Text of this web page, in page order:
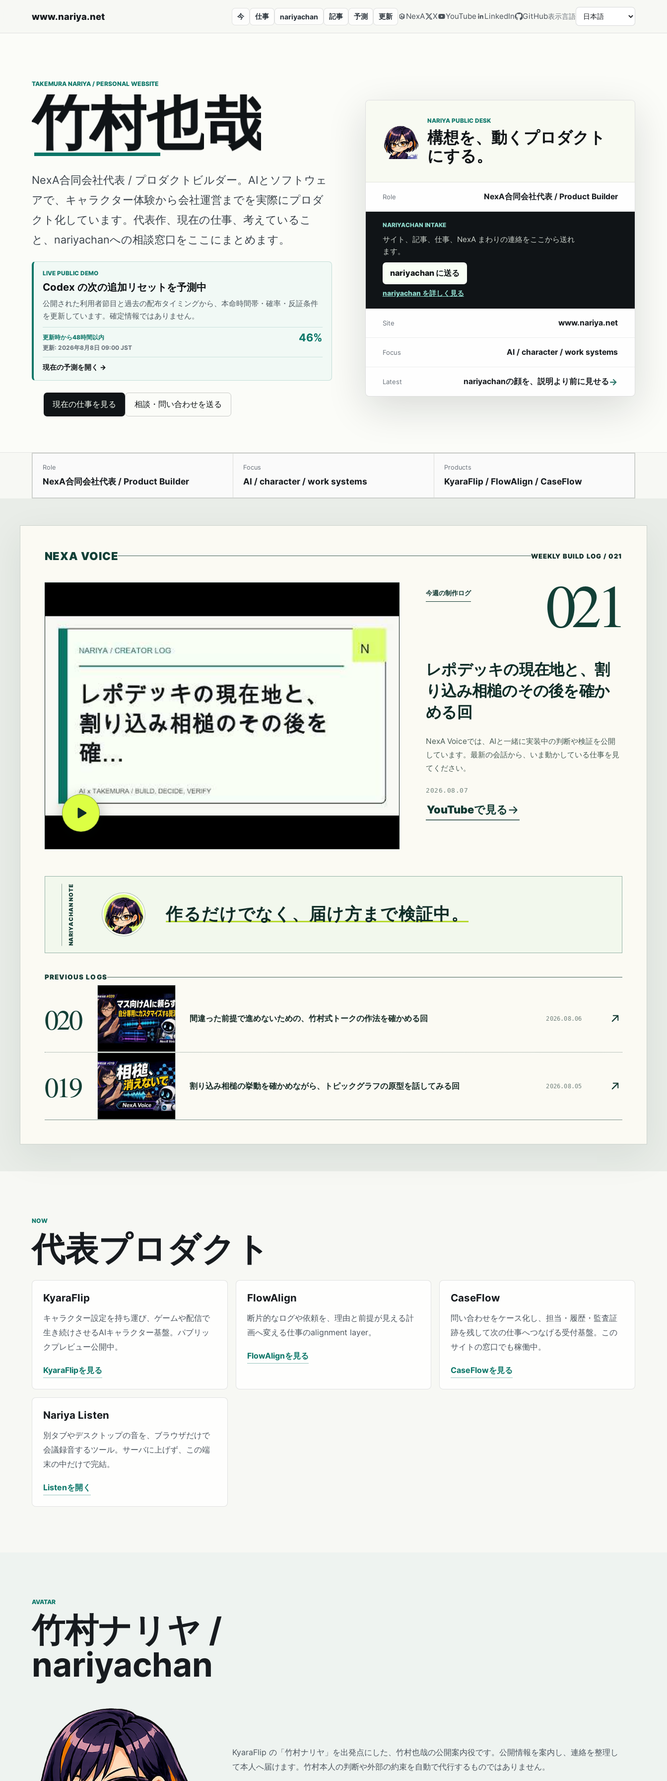
www.nariya.net 今 仕事 nariyachan 記事 予測 更新 NexA X YouTube LinkedIn GitHub表示言語
TAKEMURA NARIYA / PERSONAL WEBSITE
竹村也哉
NexA合同会社代表 / プロダクトビルダー。AIとソフトウェ
アで、キャラクター体験から会社運営までを実際にプロダ
クト化しています。代表作、現在の仕事、考えているこ
と、nariyachanへの相談窓口をここにまとめます。
LIVE PUBLIC DEMO
Codex の次の追加リセットを予測中
公開された利用者節目と過去の配布タイミングから、本命時間帯・確率・反証条件
を更新しています。確定情報ではありません。
更新時から48時間以内 46%
更新: 2026年8月8日 09:00 JST
現在の予測を開く →
現在の仕事を見る 相談・問い合わせを送る
NARIYA PUBLIC DESK
構想を、動くプロダクト
にする。
Role NexA合同会社代表 / Product Builder
NARIYACHAN INTAKE
サイト、記事、仕事、NexA まわりの連絡をここから送れ
ます。
nariyachan に送る
nariyachan を詳しく見る
Site www.nariya.net
Focus AI / character / work systems
Latest nariyachanの顔を、説明より前に見せる→
Role
NexA合同会社代表 / Product Builder
Focus
AI / character / work systems
Products
KyaraFlip / FlowAlign / CaseFlow
NEXA VOICE WEEKLY BUILD LOG / 021
今週の制作ログ 021
レポデッキの現在地と、割
り込み相槌のその後を確か
める回
NexA Voiceでは、AIと一緒に実装中の判断や検証を公開
しています。最新の会話から、いま動かしている仕事を見
てください。
2026.08.07
YouTubeで見る
NARIYACHAN NOTE 作るだけでなく、届け方まで検証中。
PREVIOUS LOGS
020 間違った前提で進めないための、竹村式トークの作法を確かめる回 2026.08.06
019 割り込み相槌の挙動を確かめながら、トピックグラフの原型を話してみる回 2026.08.05
NOW
代表プロダクト
KyaraFlip
キャラクター設定を持ち運び、ゲームや配信で
生き続けさせるAIキャラクター基盤。パブリッ
クプレビュー公開中。
KyaraFlipを見る
FlowAlign
断片的なログや依頼を、理由と前提が見える計
画へ変える仕事のalignment layer。
FlowAlignを見る
CaseFlow
問い合わせをケース化し、担当・履歴・監査証
跡を残して次の仕事へつなげる受付基盤。この
サイトの窓口でも稼働中。
CaseFlowを見る
Nariya Listen
別タブやデスクトップの音を、ブラウザだけで
会議録音するツール。サーバに上げず、この端
末の中だけで完結。
Listenを開く
AVATAR
竹村ナリヤ /
nariyachan
KyaraFlip の「竹村ナリヤ」を出発点にした、竹村也哉の公開案内役です。公開情報を案内し、連絡を整理し
て本人へ届けます。竹村本人の判断や外部の約束を自動で代行するものではありません。